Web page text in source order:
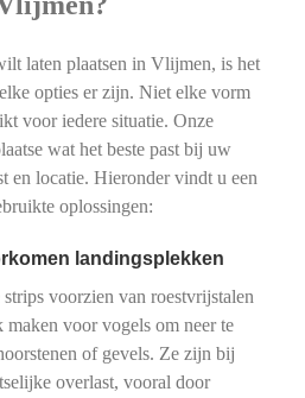
laten plaatsen in Vlijmen, is het
opties er zijn. Niet elke vorm
voor iedere situatie. Onze
wat het beste past bij uw
en locatie. Hieronder vindt u een
oplossingen:
landingsplekken
voorzien van roestvrijstalen
voor vogels om neer te
of gevels. Ze zijn bij
overlast, vooral door